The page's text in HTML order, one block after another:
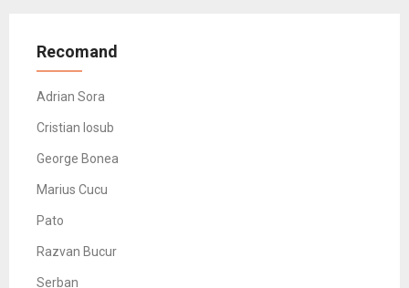
Recomand
Adrian Sora
Cristian Iosub
George Bonea
Marius Cucu
Pato
Razvan Bucur
Serban